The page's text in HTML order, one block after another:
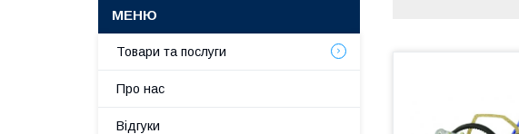
Товари та послуги
Про нас
Відгуки